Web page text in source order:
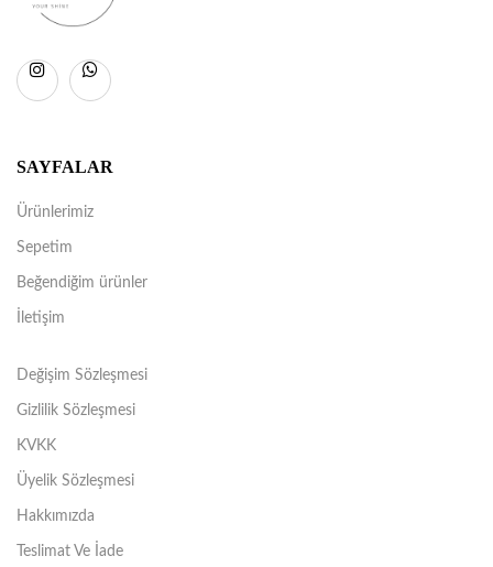
SAYFALAR
Ürünlerimiz
Sepetim
Beğendiğim ürünler
İletişim
Değişim Sözleşmesi
Gizlilik Sözleşmesi
KVKK
Üyelik Sözleşmesi
Hakkımızda
Teslimat Ve İade